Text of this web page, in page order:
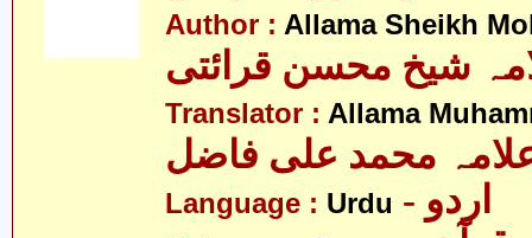
Author : Allama Sheikh
شیخ محسن قرائتی
Translator : Allama
محمد علی فاضل
Language : Urdu - اردو